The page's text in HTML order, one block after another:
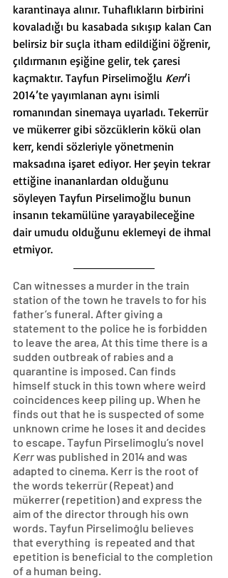
karantinaya alınır. Tuhaflıkların birbirini
kovaladığı bu kasabada sıkışıp kalan Can
belirsiz bir suçla itham edildiğini öğrenir,
çıldırmanın eşiğine gelir, tek çaresi
kaçmaktır. Tayfun Pirselimoğlu Kerr’i
2014’te yayımlanan aynı isimli
romanından sinemaya uyarladı. Tekerrür
ve mükerrer gibi sözcüklerin kökü olan
kerr, kendi sözleriyle yönetmenin
maksadına işaret ediyor. Her şeyin tekrar
ettiğine inananlardan olduğunu
söyleyen Tayfun Pirselimoğlu bunun
insanın tekamülüne yarayabileceğine
dair umudu olduğunu eklemeyi de ihmal
etmiyor.
Can witnesses a murder in the train
station of the town he travels to for his
father’s funeral. After giving a
statement to the police he is forbidden
to leave the area, At this time there is a
sudden outbreak of rabies and a
quarantine is imposed. Can finds
himself stuck in this town where weird
coincidences keep piling up. When he
finds out that he is suspected of some
unknown crime he loses it and decides
to escape. Tayfun Pirselimoglu’s novel
Kerr was published in 2014 and was
adapted to cinema. Kerr is the root of
the words tekerrür (Repeat) and
mükerrer (repetition) and express the
aim of the director through his own
words. Tayfun Pirselimoğlu believes
that everything  is repeated and that
epetition is beneficial to the completion
of a human being.